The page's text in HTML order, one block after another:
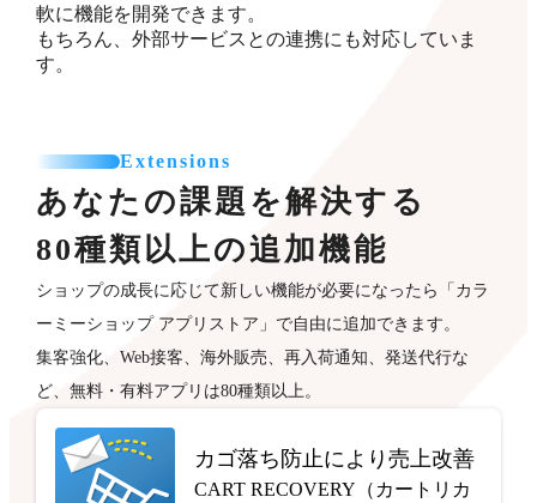
軟に機能を開発できます。
もちろん、外部サービスとの連携にも対応していま
す。
Extensions
あなたの課題を解決する
80種類以上の追加機能
ショップの成長に応じて新しい機能が必要になったら「カラ
ーミーショップ アプリストア」で自由に追加できます。
集客強化、Web接客、海外販売、再入荷通知、発送代行な
ど、無料・有料アプリは80種類以上。
カゴ落ち防止により売上改善
CART RECOVERY（カートリカ